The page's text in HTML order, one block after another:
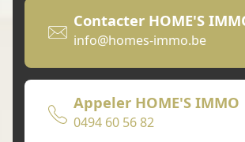
Contacter HOME'S
info@homes-immo.be
Appeler HOME'S IMMO
0494 60 56 82